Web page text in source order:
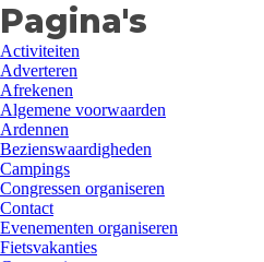
Pagina's
Activiteiten
Adverteren
Afrekenen
Algemene voorwaarden
Ardennen
Bezienswaardigheden
Campings
Congressen organiseren
Contact
Evenementen organiseren
Fietsvakanties